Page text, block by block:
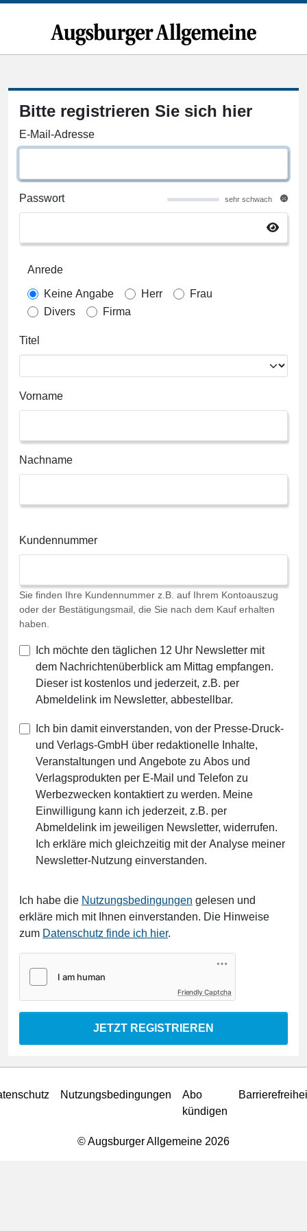
Bitte registrieren Sie sich hier
E-Mail-Adresse
Passwort sehr schwach
Anrede
Keine Angabe Herr
Frau
Divers
Firma
Titel
Vorname
Nachname
Kundennummer
Sie finden Ihre Kundennummer z.B. auf Ihrem Kontoauszug
oder der Bestätigungsmail, die Sie nach dem Kauf erhalten
haben.
Ich möchte den täglichen 12 Uhr Newsletter mit
dem Nachrichtenüberblick am Mittag empfangen.
Dieser ist kostenlos und jederzeit, z.B. per
Abmeldelink im Newsletter, abbestellbar.
Ich bin damit einverstanden, von der Presse-Druck-
und Verlags-GmbH über redaktionelle Inhalte,
Veranstaltungen und Angebote zu Abos und
Verlagsprodukten per E-Mail und Telefon zu
Werbezwecken kontaktiert zu werden. Meine
Einwilligung kann ich jederzeit, z.B. per
Abmeldelink im jeweiligen Newsletter, widerrufen.
Ich erkläre mich gleichzeitig mit der Analyse meiner
Newsletter-Nutzung einverstanden.
Ich habe die Nutzungsbedingungen gelesen und
erkläre mich mit Ihnen einverstanden. Die Hinweise
zum Datenschutz finde ich hier.
Friendly Captcha
JETZT REGISTRIEREN
Nutzungsbedingungen
Abo
kündigen
© Augsburger Allgemeine 2026